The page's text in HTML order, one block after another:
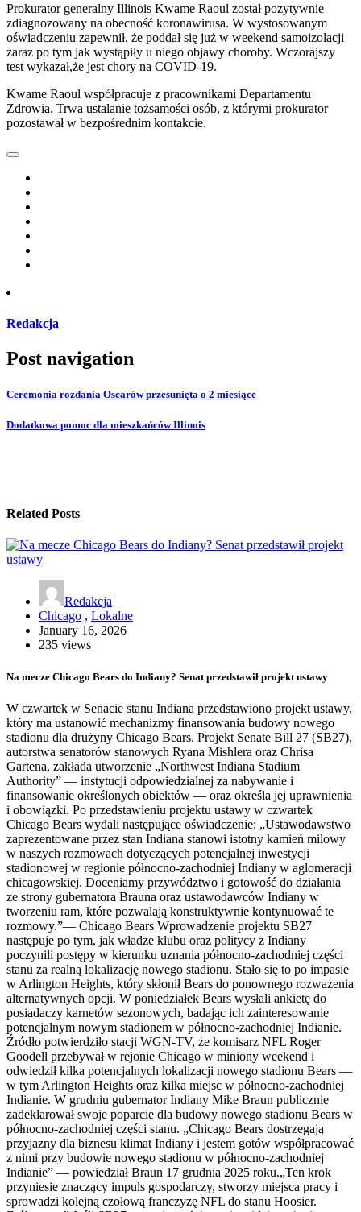
Prokurator generalny Illinois Kwame Raoul został pozytywnie
zdiagnozowany na obecność koronawirusa. W wystosowanym
oświadczeniu zapewnił, że poddał się już w weekend samoizolacji
zaraz po tym jak wystąpiły u niego objawy choroby. Wczorajszy
test wykazał,że jest chory na COVID-19.
Kwame Raoul współpracuje z pracownikami Departamentu
Zdrowia. Trwa ustalanie tożsamości osób, z którymi prokurator
pozostawał w bezpośrednim kontakcie.
Redakcja
Post navigation
Ceremonia rozdania Oscarów przesunięta o 2 miesiące
Dodatkowa pomoc dla mieszkańców Illinois
Related Posts
Redakcja
Chicago , Lokalne
January 16, 2026
235 views
Na mecze Chicago Bears do Indiany? Senat przedstawił projekt ustawy
W czwartek w Senacie stanu Indiana przedstawiono projekt ustawy,
który ma ustanowić mechanizmy finansowania budowy nowego
stadionu dla drużyny Chicago Bears. Projekt Senate Bill 27 (SB27),
autorstwa senatorów stanowych Ryana Mishlera oraz Chrisa
Gartena, zakłada utworzenie „Northwest Indiana Stadium
Authority” — instytucji odpowiedzialnej za nabywanie i
finansowanie określonych obiektów — oraz określa jej uprawnienia
i obowiązki. Po przedstawieniu projektu ustawy w czwartek
Chicago Bears wydali następujące oświadczenie: „Ustawodawstwo
zaprezentowane przez stan Indiana stanowi istotny kamień milowy
w naszych rozmowach dotyczących potencjalnej inwestycji
stadionowej w regionie północno-zachodniej Indiany w aglomeracji
chicagowskiej. Doceniamy przywództwo i gotowość do działania
ze strony gubernatora Brauna oraz ustawodawców Indiany w
tworzeniu ram, które pozwalają konstruktywnie kontynuować te
rozmowy.”— Chicago Bears Wprowadzenie projektu SB27
następuje po tym, jak władze klubu oraz politycy z Indiany
poczynili postępy w kierunku uznania północno-zachodniej części
stanu za realną lokalizację nowego stadionu. Stało się to po impasie
w Arlington Heights, który skłonił Bears do ponownego rozważenia
alternatywnych opcji. W poniedziałek Bears wysłali ankietę do
posiadaczy karnetów sezonowych, badając ich zainteresowanie
potencjalnym nowym stadionem w północno-zachodniej Indianie.
Źródło potwierdziło stacji WGN-TV, że komisarz NFL Roger
Goodell przebywał w rejonie Chicago w miniony weekend i
odwiedził kilka potencjalnych lokalizacji nowego stadionu Bears —
w tym Arlington Heights oraz kilka miejsc w północno-zachodniej
Indianie. W grudniu gubernator Indiany Mike Braun publicznie
zadeklarował swoje poparcie dla budowy nowego stadionu Bears w
północno-zachodniej części stanu. „Chicago Bears dostrzegają
przyjazny dla biznesu klimat Indiany i jestem gotów współpracować
z nimi przy budowie nowego stadionu w północno-zachodniej
Indianie” — powiedział Braun 17 grudnia 2025 roku.„Ten krok
przyniesie znaczący impuls gospodarczy, stworzy miejsca pracy i
sprowadzi kolejną czołową franczyzę NFL do stanu Hoosier.